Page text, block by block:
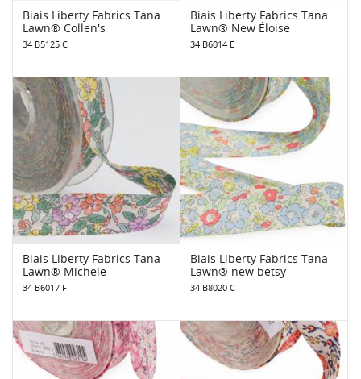
Biais Liberty Fabrics Tana
Lawn® Collen's
34 B5125 C
Biais Liberty Fabrics Tana
Lawn® New Éloise
34 B6014 E
Biais Liberty Fabrics Tana
Lawn® Michele
34 B6017 F
Biais Liberty Fabrics Tana
Lawn® new betsy
34 B8020 C